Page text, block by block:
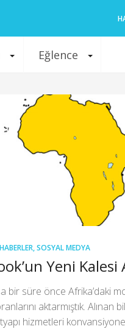
Eğlence
HABERLER,SOSYAL MEDYA
Yeni Kalesi
bir süre önce Afrika’daki
aktarmıştık. Alınan
hizmetleri